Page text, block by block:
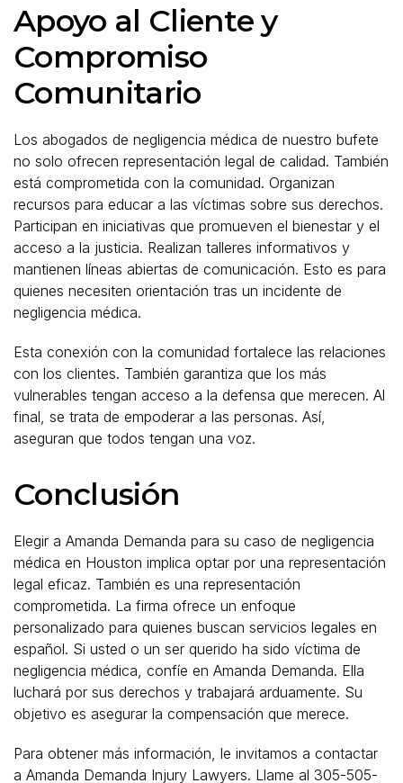
Apoyo al Cliente y
Compromiso
Comunitario
Los abogados de negligencia médica de nuestro bufete
no solo ofrecen representación legal de calidad. También
está comprometida con la comunidad. Organizan
recursos para educar a las víctimas sobre sus derechos.
Participan en iniciativas que promueven el bienestar y el
acceso a la justicia. Realizan talleres informativos y
mantienen líneas abiertas de comunicación. Esto es para
quienes necesiten orientación tras un incidente de
negligencia médica.
Esta conexión con la comunidad fortalece las relaciones
con los clientes. También garantiza que los más
vulnerables tengan acceso a la defensa que merecen. Al
final, se trata de empoderar a las personas. Así,
aseguran que todos tengan una voz.
Conclusión
Elegir a Amanda Demanda para su caso de negligencia
médica en Houston implica optar por una representación
legal eficaz. También es una representación
comprometida. La firma ofrece un enfoque
personalizado para quienes buscan servicios legales en
español. Si usted o un ser querido ha sido víctima de
negligencia médica, confíe en Amanda Demanda. Ella
luchará por sus derechos y trabajará arduamente. Su
objetivo es asegurar la compensación que merece.
Para obtener más información, le invitamos a contactar
a Amanda Demanda Injury Lawyers. Llame al 305-505-